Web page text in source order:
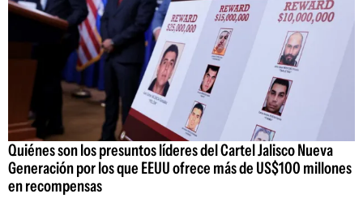
Quiénes son los presuntos líderes del Cartel Jalisco Nueva
Generación por los que EEUU ofrece más de US$100 millones
en recompensas